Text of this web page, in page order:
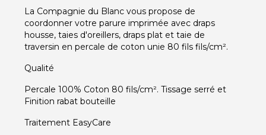
La Compagnie du Blanc vous propose de
coordonner votre parure imprimée avec draps
housse, taies d'oreillers, draps plat et taie de
traversin en percale de coton unie 80 fils fils/cm².
Qualité
Percale 100% Coton 80 fils/cm². Tissage serré et
Finition rabat bouteille
Traitement EasyCare